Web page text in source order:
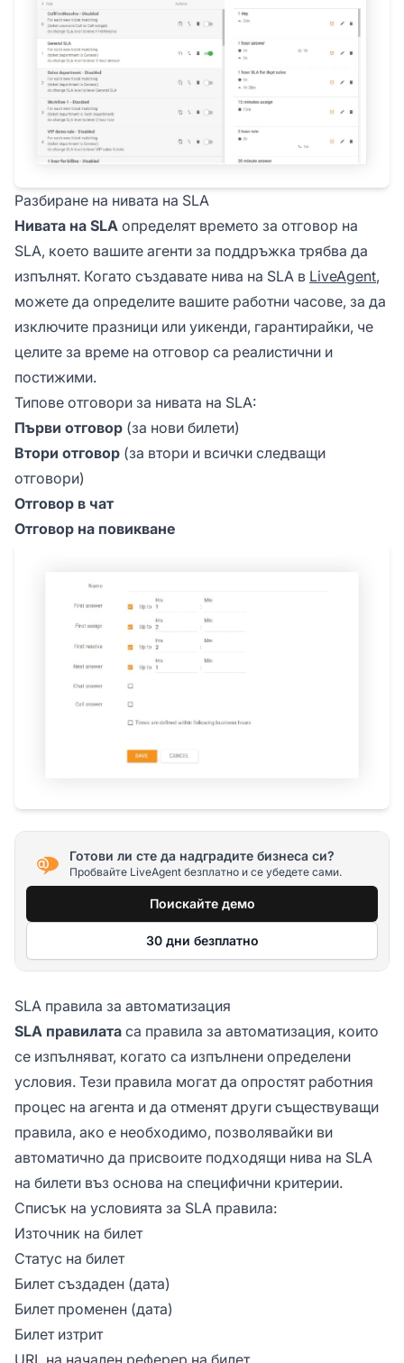
Разбиране на нивата на SLA
Нивата на SLA определят времето за отговор на
SLA, което вашите агенти за поддръжка трябва да
изпълнят. Когато създавате нива на SLA в LiveAgent,
можете да определите вашите работни часове, за да
изключите празници или уикенди, гарантирайки, че
целите за време на отговор са реалистични и
постижими.
Типове отговори за нивата на SLA:
Първи отговор (за нови билети)
Втори отговор (за втори и всички следващи
отговори)
Отговор в чат
Отговор на повикване
Готови ли сте да надградите бизнеса си?
Пробвайте LiveAgent безплатно и се убедете сами.
Поискайте демо
30 дни безплатно
SLA правила за автоматизация
SLA правилата са правила за автоматизация, които
се изпълняват, когато са изпълнени определени
условия. Тези правила могат да опростят работния
процес на агента и да отменят други съществуващи
правила, ако е необходимо, позволявайки ви
автоматично да присвоите подходящи нива на SLA
на билети въз основа на специфични критерии.
Списък на условията за SLA правила:
Източник на билет
Статус на билет
Билет създаден (дата)
Билет променен (дата)
Билет изтрит
URL на начален реферер на билет